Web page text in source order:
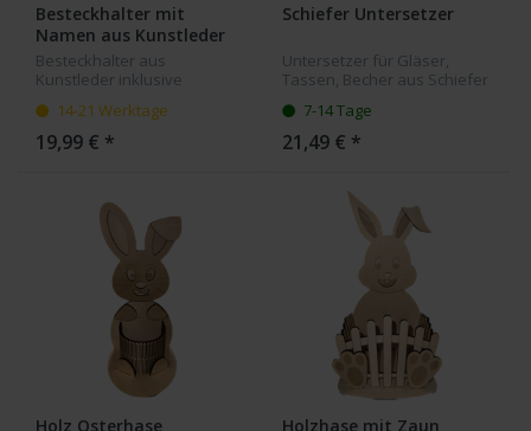
Besteckhalter mit
Namen aus Kunstleder
Besteckhalter aus
Kunstleder inklusive
für Hochzeiten oder größere
Feiern mit Sitzordnung
geeignet. Der Besteckhalter
14-21 Werktage
19,99 € *
Schiefer Untersetzer
Untersetzer für Gläser,
Tassen, Becher aus Schiefer
Untersetzer haben eine
Größe von 10x10 cm.
7-14 Tage
21,49 € *
Holz Osterhase Holzhase mit Zaun